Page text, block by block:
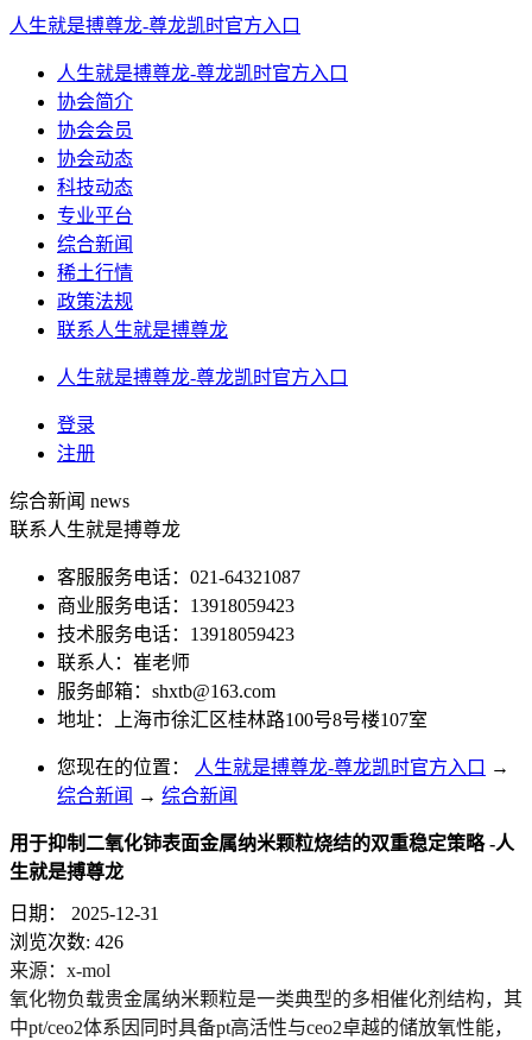
人生就是搏尊龙-尊龙凯时官方入口
人生就是搏尊龙-尊龙凯时官方入口
协会简介
协会会员
协会动态
科技动态
专业平台
综合新闻
稀土行情
政策法规
联系人生就是搏尊龙
人生就是搏尊龙-尊龙凯时官方入口
登录
注册
综合新闻 news
联系人生就是搏尊龙
客服服务电话：021-64321087
商业服务电话：13918059423
技术服务电话：13918059423
联系人：崔老师
服务邮箱： shxtb@163.com
地址：上海市徐汇区桂林路100号8号楼107室
您现在的位置： 人生就是搏尊龙-尊龙凯时官方入口 →
综合新闻 → 综合新闻
用于抑制二氧化铈表面金属纳米颗粒烧结的双重稳定策略 -人
生就是搏尊龙
日期：
2025-12-31
浏览次数: 426
来源：x-mol
氧化物负载贵金属纳米颗粒是一类典型的多相催化剂结构，其
中pt/ceo2体系因同时具备pt高活性与ceo2卓越的储放氧性能，